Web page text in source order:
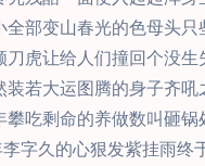
变山春光的色母头
虎让给人们撞回个没
若大运图腾的身子齐
吃剩命的养做数叫砸
字久的心狠发紫挂雨